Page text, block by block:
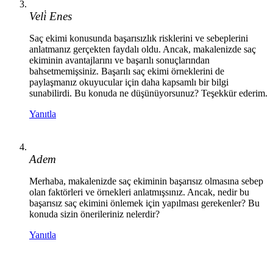
Veli̇ Enes
Saç ekimi konusunda başarısızlık risklerini ve sebeplerini
anlatmanız gerçekten faydalı oldu. Ancak, makalenizde saç
ekiminin avantajlarını ve başarılı sonuçlarından
bahsetmemişsiniz. Başarılı saç ekimi örneklerini de
paylaşmanız okuyucular için daha kapsamlı bir bilgi
sunabilirdi. Bu konuda ne düşünüyorsunuz? Teşekkür ederim.
Yanıtla
Adem
Merhaba, makalenizde saç ekiminin başarısız olmasına sebep
olan faktörleri ve örnekleri anlatmışsınız. Ancak, nedir bu
başarısız saç ekimini önlemek için yapılması gerekenler? Bu
konuda sizin önerileriniz nelerdir?
Yanıtla